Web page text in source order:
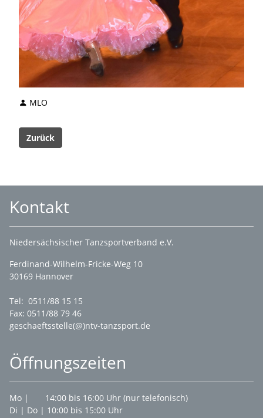
MLO
Zurück
Kontakt
Niedersächsischer Tanzsportverband e.V.
Ferdinand-Wilhelm-Fricke-Weg 10
30169 Hannover
Tel: 0511/88 15 15
Fax: 0511/88 79 46
geschaeftsstelle(@)ntv-tanzsport.de
Öffnungszeiten
Mo | 14:00 bis 16:00 Uhr (nur telefonisch)
Di | Do | 10:00 bis 15:00 Uhr